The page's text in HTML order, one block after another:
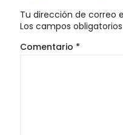
Tu dirección de correo
Los campos
Comentario *